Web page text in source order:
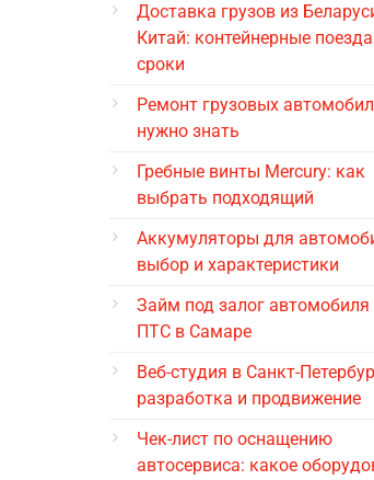
Доставка грузов из
Китай: контейнерные
сроки
Ремонт грузовых
нужно знать
Гребные винты Mercury: как
выбрать подходящий
Аккумуляторы для
выбор и характеристики
Займ под залог автомобиля
ПТС в Самаре
Веб-студия в Санкт-
разработка и продвижение
Чек-лист по оснащению
автосервиса: какое